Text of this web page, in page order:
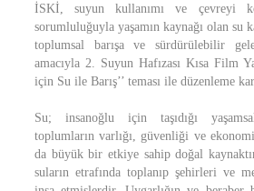
İSKİ, suyun kullanımı ve çevreyi
sorumluluğuyla yaşamın kaynağı olan su
toplumsal barışa ve sürdürülebilir
amacıyla 2. Suyun Hafızası Kısa Film
için Su ile Barış’’ teması ile düzenleme
Su; insanoğlu için taşıdığı
toplumların varlığı, güvenliği ve
da büyük bir etkiye sahip doğal
suların etrafında toplanıp şehirleri ve